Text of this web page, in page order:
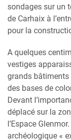
sondages sur un
de Carhaix à
pour la
A quelques
vestiges
grands bâtiments
des bases de
Devant
déplacé sur la
l’Espace
archéologique «